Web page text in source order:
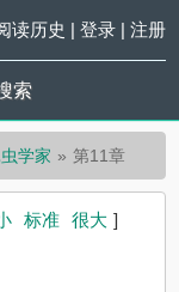
读历史 | 登录| 注册
索
学家 第11章
标准 很大 ]